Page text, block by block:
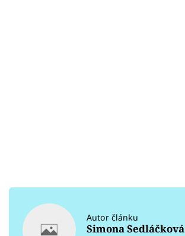
Autor článku
Simona Sedláčková